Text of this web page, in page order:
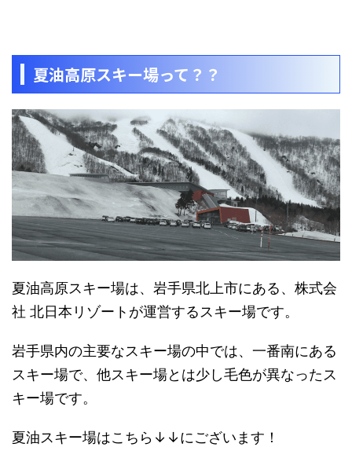
夏油高原スキー場って？？
夏油高原スキー場は、岩手県北上市にある、株式会
社 北日本リゾートが運営するスキー場です。
岩手県内の主要なスキー場の中では、一番南にある
スキー場で、他スキー場とは少し毛色が異なったス
キー場です。
夏油スキー場はこちら↓↓にございます！